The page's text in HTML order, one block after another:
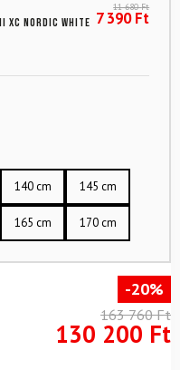
XC Nordic White
11 680Ft
7 390Ft
140 cm 145 cm
165 cm 170 cm
-20%
163 760Ft
130 200 Ft